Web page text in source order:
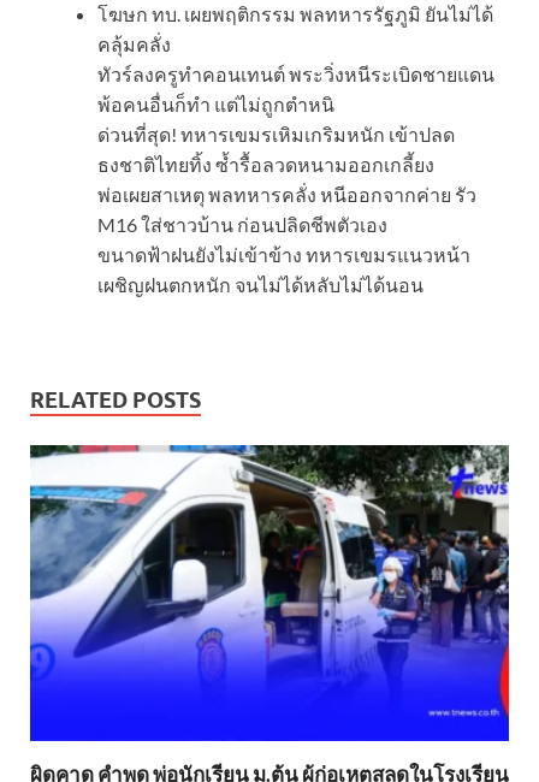
โฆษก ทบ. เผยพฤติกรรม พลทหารรัฐภูมิ ยันไม่ได้
คลุ้มคลั่ง
ทัวร์ลงครูทำคอนเทนต์ พระวิ่งหนีระเบิดชายแดน
พ้อคนอื่นก็ทำ แต่ไม่ถูกตำหนิ
ด่วนที่สุด! ทหารเขมรเหิมเกริมหนัก เข้าปลด
ธงชาติไทยทิ้ง ซ้ำรื้อลวดหนามออกเกลี้ยง
พ่อเผยสาเหตุ พลทหารคลั่ง หนีออกจากค่าย รัว
M16 ใส่ชาวบ้าน ก่อนปลิดชีพตัวเอง
ขนาดฟ้าฝนยังไม่เข้าข้าง ทหารเขมรแนวหน้า
เผชิญฝนตกหนัก จนไม่ได้หลับไม่ได้นอน
RELATED POSTS
ผิดคาด คำพูด พ่อนักเรียน ม.ต้น ผู้ก่อเหตุสลดในโรงเรียน